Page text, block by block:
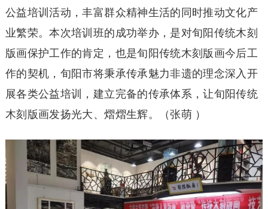
公益培训活动，丰富群众精神生活的同时推动文化产
业繁荣。本次培训班的成功举办，是对旬阳传统木刻
版画保护工作的肯定，也是旬阳传统木刻版画今后工
作的契机，旬阳市将秉承传承魅力非遗的理念深入开
展各类公益培训，建立完备的传承体系，让旬阳传统
木刻版画发扬光大、熠熠生辉。（张萌 ）